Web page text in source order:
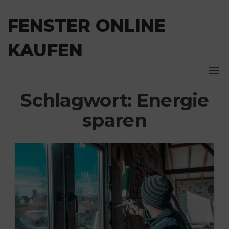
Inhalt
springen
FENSTER ONLINE
KAUFEN
Schlagwort: Energie
sparen